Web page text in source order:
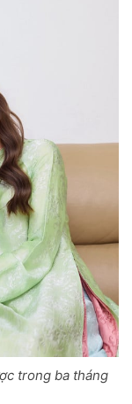
trong ba tháng